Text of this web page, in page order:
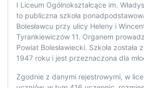
I Liceum Ogólnokształcące im.
to publiczna szkoła
Bolesławcu przy ulicy Heleny i
Tyrankiewiczów 11. Organem
Powiat Bolesławiecki. Szkoła została
1947 roku i jest przeznaczona dla
Zgodnie z danymi rejestrowymi, w